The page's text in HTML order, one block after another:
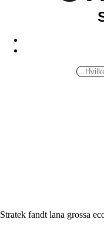
Stratek fandt lana grossa